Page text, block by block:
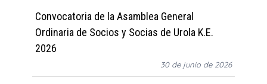
Convocatoria de la Asamblea General
Ordinaria de Socios y Socias de Urola K.E.
2026
30 de junio de 2026